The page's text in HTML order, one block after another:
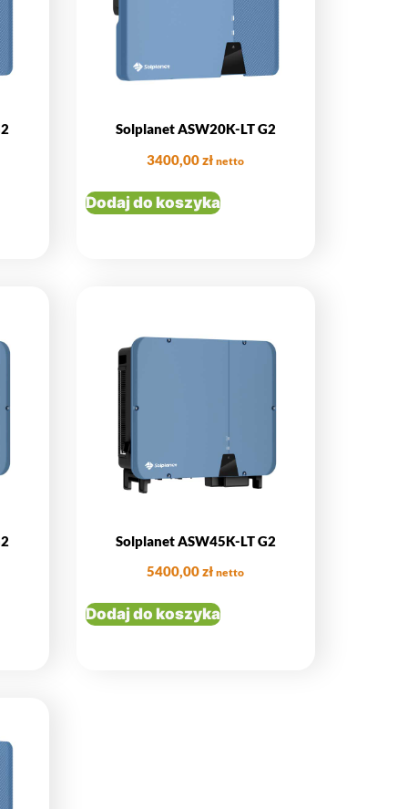
Solplanet ASW20K-LT G2
3400,00zł netto
Dodaj do koszyka
Solplanet ASW45K-LT G2
5400,00zł netto
Dodaj do koszyka